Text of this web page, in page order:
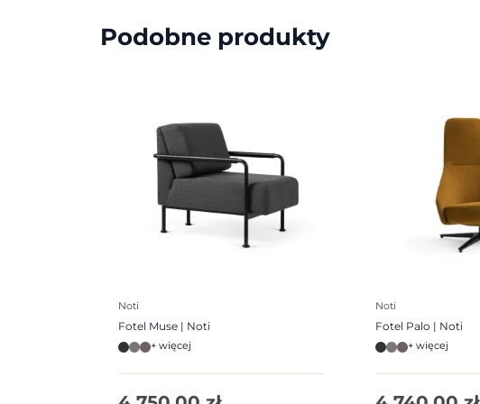
Podobne produkty
Noti
Fotel Muse | Noti
+ więcej
Noti
Fotel Palo | Noti
+ więcej